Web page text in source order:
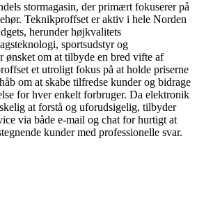
stormagasin, der primært fokuserer på
Teknikproffset er aktiv i hele Norden
herunder højkvalitets
sportsudstyr og
ønsket om at tilbyde en bred vifte af
et utroligt fokus på at holde priserne
om at skabe tilfredse kunder og bidrage
for hver enkelt forbruger. Da elektronik
at forstå og uforudsigelig, tilbyder
via både e-mail og chat for hurtigt at
kunder med professionelle svar.